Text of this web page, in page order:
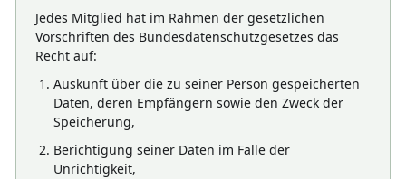
Jedes Mitglied hat im Rahmen der gesetzlichen
Vorschriften des Bundesdatenschutzgesetzes das
Recht auf:
Auskunft über die zu seiner Person gespeicherten
Daten, deren Empfängern sowie den Zweck der
Speicherung,
Berichtigung seiner Daten im Falle der
Unrichtigkeit,